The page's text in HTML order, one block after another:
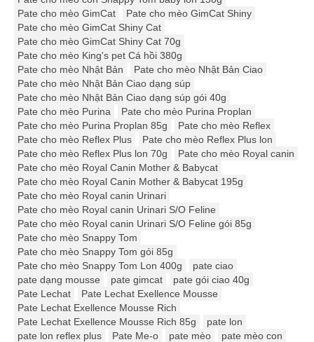
Pate cho mèo GimCat
Pate cho mèo GimCat Shiny
Pate cho mèo GimCat Shiny Cat
Pate cho mèo GimCat Shiny Cat 70g
Pate cho mèo King's pet Cá hồi 380g
Pate cho mèo Nhật Bản
Pate cho mèo Nhật Bản Ciao
Pate cho mèo Nhật Bản Ciao dạng súp
Pate cho mèo Nhật Bản Ciao dạng súp gói 40g
Pate cho mèo Purina
Pate cho mèo Purina Proplan
Pate cho mèo Purina Proplan 85g
Pate cho mèo Reflex
Pate cho mèo Reflex Plus
Pate cho mèo Reflex Plus lon
Pate cho mèo Reflex Plus lon 70g
Pate cho mèo Royal canin
Pate cho mèo Royal Canin Mother & Babycat
Pate cho mèo Royal Canin Mother & Babycat 195g
Pate cho mèo Royal canin Urinari
Pate cho mèo Royal canin Urinari S/O Feline
Pate cho mèo Royal canin Urinari S/O Feline gói 85g
Pate cho mèo Snappy Tom
Pate cho mèo Snappy Tom gói 85g
Pate cho mèo Snappy Tom Lon 400g
pate ciao
pate dạng mousse
pate gimcat
pate gói ciao 40g
Pate Lechat
Pate Lechat Exellence Mousse
Pate Lechat Exellence Mousse Rich
Pate Lechat Exellence Mousse Rich 85g
pate lon
pate lon reflex plus
Pate Me-o pate mèo
pate mèo con